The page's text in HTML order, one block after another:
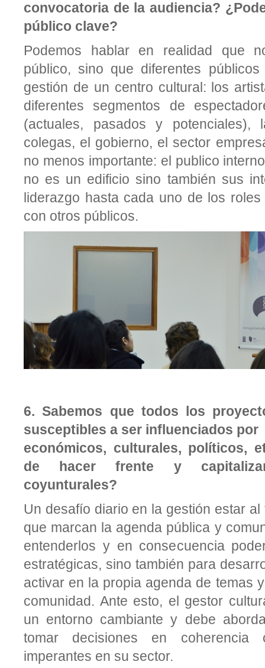
convocatoria de la audiencia?
público clave?
Podemos hablar en realidad que
público, sino que diferentes
gestión de un centro cultural: los
diferentes segmentos de
(actuales, pasados y potenciales),
colegas, el gobierno, el sector
no menos importante: el publico
no es un edificio sino también sus
liderazgo hasta cada uno de los
con otros públicos.
6. Sabemos que todos los
susceptibles a ser influenciados
económicos, culturales, políticos,
de hacer frente y
coyunturales?
Un desafío diario en la gestión estar
que marcan la agenda pública y
entenderlos y en consecuencia
estratégicas, sino también para
activar en la propia agenda de temas
comunidad. Ante esto, el gestor
un entorno cambiante y debe
tomar decisiones en coherencia
imperantes en su sector.